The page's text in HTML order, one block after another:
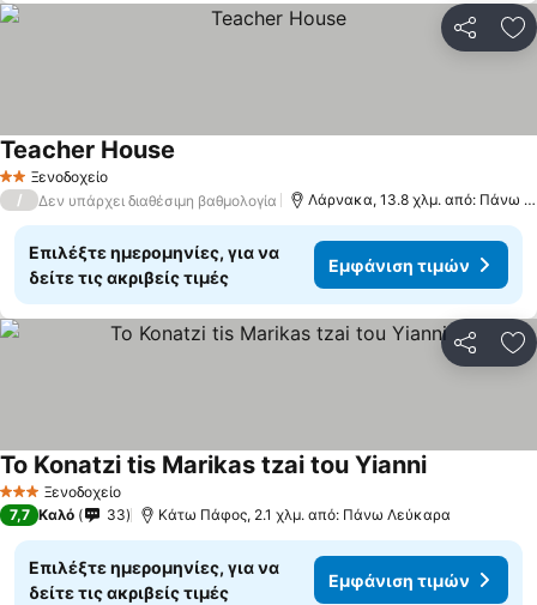
2 ΑστέριαΞενοδοχείο
Teacher House
/ Δεν υπάρχει διαθέσιμη βαθμολογία Λάρνακα, 13.8 χλμ. από: Πάνω Λεύκαρα
Επιλέξτε ημερομηνίες, για να
δείτε τις ακριβείς τιμές
Εμφάνιση τιμών
3 ΑστέριαΞενοδοχείο
To Konatzi tis Marikas tzai tou Yianni
7,7 Καλό 33 Κάτω Πάφος, 2.1 χλμ. από: Πάνω Λεύκαρα
Επιλέξτε ημερομηνίες, για να
δείτε τις ακριβείς τιμές
Εμφάνιση τιμών